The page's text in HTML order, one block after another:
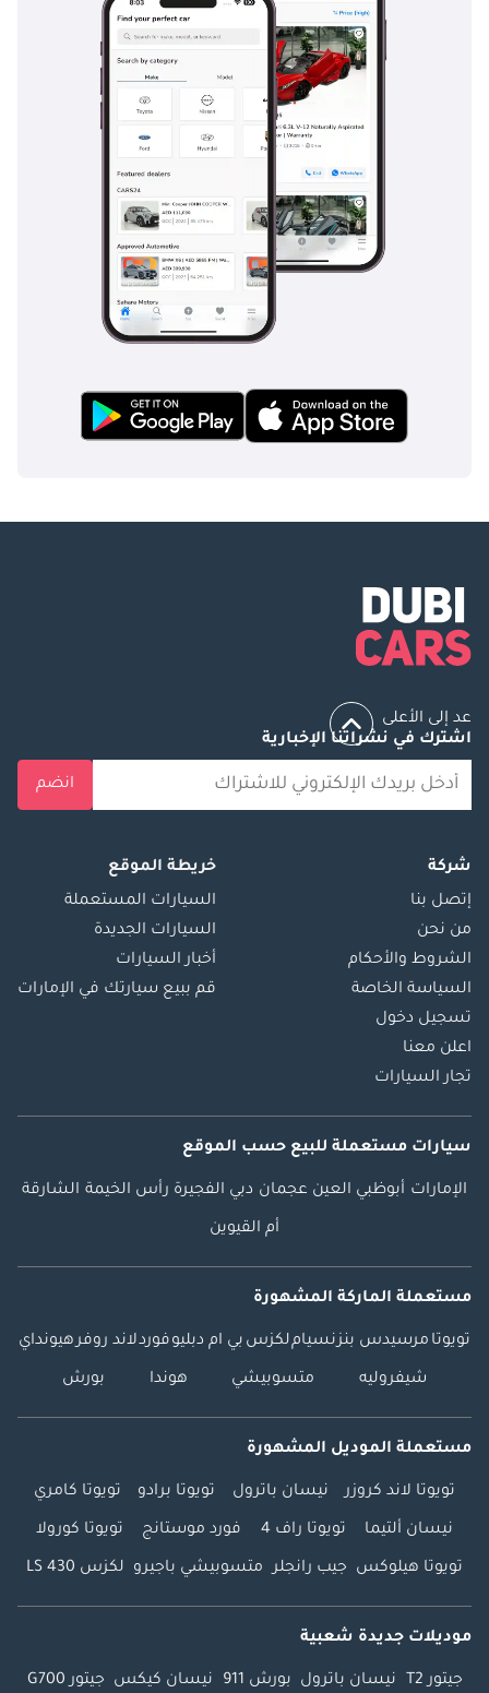
عد إلى الأعلى
اشترك في نشراتنا الإخبارية
انضم
شركة
إتصل بنا
من نحن
الشروط والأحكام
السياسة الخاصة
تسجيل دخول
اعلن معنا
تجار السيارات
خريطة الموقع
السيارات المستعملة
السيارات الجديدة
أخبار السيارات
قم ببيع سيارتك في الإمارات
سيارات مستعملة للبيع حسب الموقع
الإمارات أبوظبي العين عجمان دبي الفجيرة رأس الخيمة الشارقة
أم القيوين
مستعملة الماركة المشهورة
تويوتا مرسيدس بنزنسياملكزس بي ام دبليوفوردلاند روفرهيونداي
شيفروليه متسوبيشي هوندا بورش
مستعملة الموديل المشهورة
تويوتا لاند كروزر نيسان باترول تويوتا برادو تويوتا كامري
نيسان ألتيما تويوتا راف 4 فورد موستانج تويوتا كورولا
تويوتا هيلوكس جيب رانجلر متسوبيشي باجيرو لكزس LS 430
موديلات جديدة شعبية
جيتور T2 نيسان باترول بورش 911 نيسان كيكس جيتور G700